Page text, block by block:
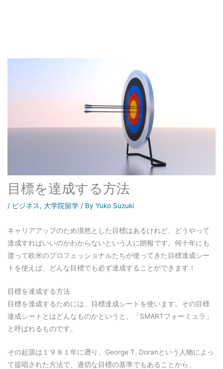
目標を達成する方法
/ ビジネス, 大学院留学 / By Yuko Suzuki
キャリアアップのため漠然とした目標はあるけれど、どうやって
達成すればいいのかわからないという人に朗報です。何十年にも
渡って欧米のプロフェッショナルたちが使ってきた目標達成シー
トを使えば、どんな目標でも必ず達成することができます！
目標を達成する方法
目標を達成するためには、目標達成シートを使います。その目標
達成シートとはどんなものかというと、「SMARTフォーミュラ」
と呼ばれるものです。
その起源は１９８１年に遡り、George T. Doranという人物によっ
て提唱された方法で、適切な目標の基準でもあることから、